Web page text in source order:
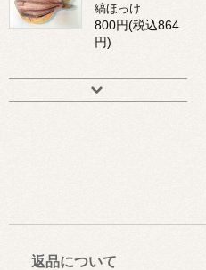
縞ほっけ
800円(税込864
円)
返品について